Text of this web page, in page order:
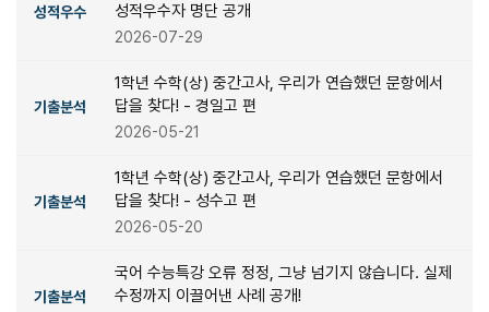
성적우수
성적우수자 명단 공개
2026-07-29
기출분석
1학년 수학(상) 중간고사, 우리가 연습했던 문항에서
답을 찾다! - 경일고 편
2026-05-21
기출분석
1학년 수학(상) 중간고사, 우리가 연습했던 문항에서
답을 찾다! - 성수고 편
2026-05-20
기출분석
국어 수능특강 오류 정정, 그냥 넘기지 않습니다. 실제
수정까지 이끌어낸 사례 공개!